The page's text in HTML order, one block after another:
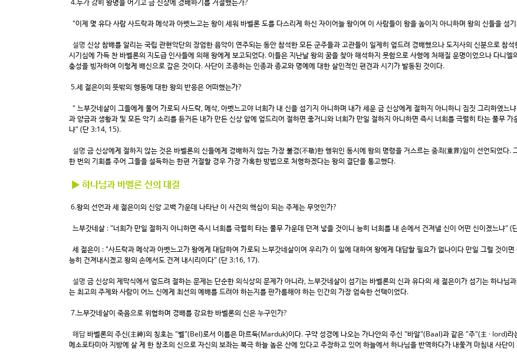
4.누가 감히 왕명을 어기고 금 신상에 경배하기를 거절했는가?
"이제 몇 유다 사람 사드락과 메삭과 아벳느고는 왕이 세워 바벨론 도를 다스리게 하신 자이어늘 왕이여 이 사람들이 왕을 높이지 아니하며 왕의 신들을
설명 신상 참배를 알리는 국립 관현악단의 장엄한 음악이 연주되는 동안 참석한 모든 군주들과 고관들이 일제히 엎드려 경배했으나 도지사의 신분으로 참
시기심에 가득 찬 바벨론의 지도급 인사들에 의해 왕에게 보고되었다. 이들은 지난날 왕의 꿈을 찾아 해석하지 못함으로 사형에 처해질 운명이었으나 다니
충성을 빙자하여 이렇게 배신으로 갚은 것이다. 사단이 조종하는 인종과 종교와 명예에 대한 살인적인 편견과 시기가 발동된 것이다.
5.세 젊은이의 뜻밖의 행동에 대한 왕의 반응은 어떠했는가?
" 느부갓네살이 그들에게 물어 가로되 사드락, 메삭, 아벳느고야 너희가 내 신을 섬기지 아니하며 내가 세운 금 신상에게 절하지 아니하니 짐짓 그리하였느
과 양금과 생황과 및 모든 악기 소리를 듣거든 내가 만든 신상 앞에 엎드리어 절하면 좋거니와 너희가 만일 절하지 아니하면 즉시 너희를 극렬히 타는 풀무
냐" (단 3:14, 15).
설명 금 신상에게 절하지 않는 것은 바벨론의 신들에게 경배하지 않는 가장 불경(不敬)한 행위인 동시에 왕의 명령을 거스르는 중죄(重罪)임이 선언되었다
한 번의 기회를 주어 그들을 설득하는 한편 거절할 경우 가장 가혹한 방법으로 처형하겠다는 왕의 결단을 통고했다.
▶ 하나님과 바벨론 신의 대결
6.왕의 선언과 세 젊은이의 신앙 고백 가운데 나타난 이 사건의 핵심이 되는 주제는 무엇인가?
느부갓네살 : "너희가 만일 절하지 아니하면 즉시 너희를 극렬히 타는 풀무 가운데 던져 넣을 것이니 능히 너희를 내 손에서 건져낼 신이 어떤 신이겠느냐" (
세 젊은이 : "사드락과 메삭과 아벳느고가 왕에게 대답하여 가로되 느부갓네살이여 우리가 이 일에 대하여 왕에게 대답할 필요가 없나이다 만일 그럴 것이
능히 건져내시겠고 왕의 손에서도 건져 내시리이다" (단 3:16, 17).
설명 금 신상의 제막식에서 엎드려 절하는 문제는 단순한 의식상의 문제가 아니라, 느부갓네살이 섬기는 바벨론의 신과 유다의 세 젊은이가 섬기는 하나님
는 최고의 주제와 사람이 어느 신에게 최선의 예배를 드려야 하는지를 판가름해야 하는 인간의 가장 엄숙한 선택이었다.
7.느부갓네살이 죽음으로 위협하며 경배를 강요한 바벨론의 신은 누구인가?
해답바벨론의 주신(主神)의 칭호는 "벨"(Bel)로서 이름은 마르둑(Marduk)이다. 구약 성경에 나오는 가나안의 주신 "바알"(Baal)과 같은 "주"(主 · lord)라
메소포타미아 지방에 살 게 한 창조의 신으로 자신의 보좌는 북극 하늘 높은 산에 있다고 주장하고 있어 하늘에서 하나님을 반역하다가 내쫓겨 마침내 사단